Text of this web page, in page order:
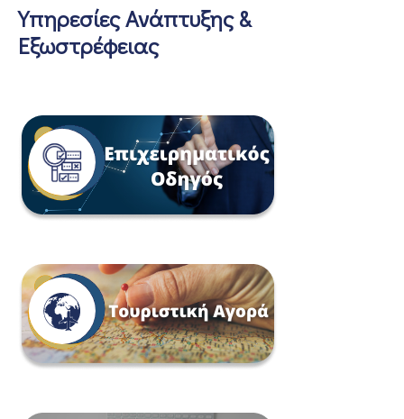
Υπηρεσίες Ανάπτυξης &
Εξωστρέφειας